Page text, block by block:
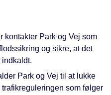
kontakter Park og Vej som
og sikre, at det
Park og Vej til at lukke
som følger